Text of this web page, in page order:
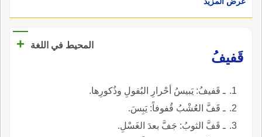
المحيط في اللغة
+
قَفيفُ
ـ قَفيفُ: يَبيسُ أحْرارِ البُقولِ وذُكورِها.
ـ قَفَّ العُشْبُ قُفوفاً: يَبِسَ.
ـ قَفَّ الثوبُ: جَفَّ بعدَ الغَسْلِ.